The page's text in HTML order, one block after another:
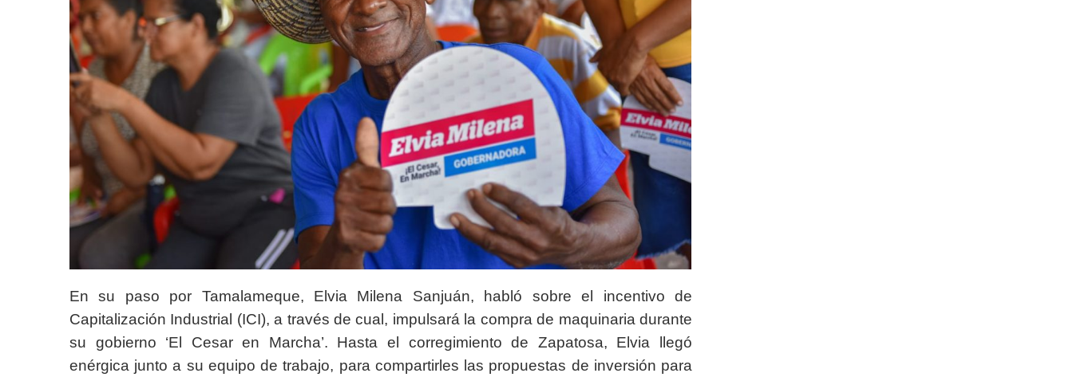
En su paso por Tamalameque, Elvia Milena Sanjuán, habló sobre el incentivo de
Capitalización Industrial (ICI), a través de cual, impulsará la compra de maquinaria durante
su gobierno ‘El Cesar en Marcha’. Hasta el corregimiento de Zapatosa, Elvia llegó
enérgica junto a su equipo de trabajo, para compartirles las propuestas de inversión para